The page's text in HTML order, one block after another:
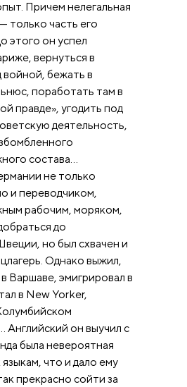
Причем нелегальная
только часть его
этого он успел
вернуться в
бежать в
поработать там в
правде», угодить под
деятельность,
состава…
не только
и переводчиком,
рабочим, моряком,
до
но был схвачен и
Однако выжил,
Варшаве, эмигрировал в
в New Yorker,
Английский он выучил с
была невероятная
что и дало ему
прекрасно сойти за